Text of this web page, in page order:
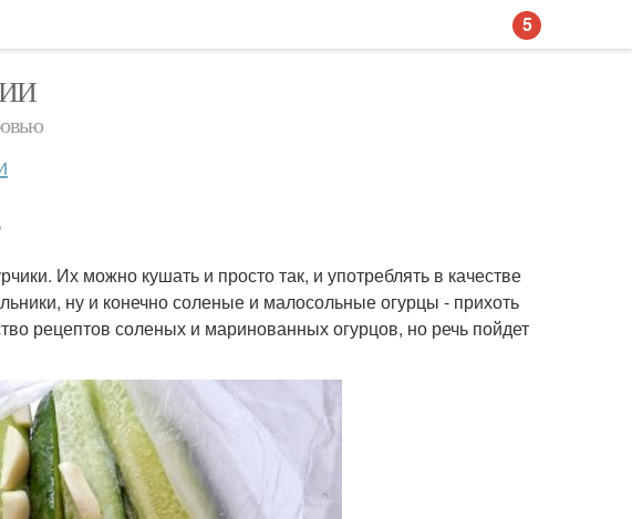
Их можно кушать и просто так, и употреблять в качестве
ну и конечно соленые и малосольные огурцы - прихоть
рецептов соленых и маринованных огурцов, но речь пойдет
5